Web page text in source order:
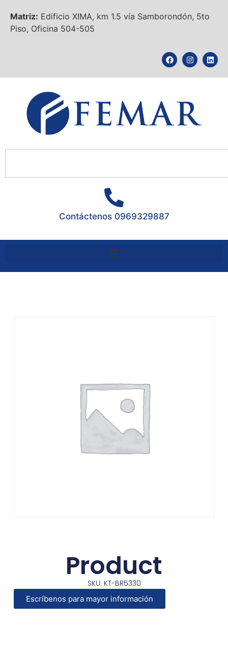
Matriz: Edificio XIMA, km 1.5 vía Samborondón, 5to
Piso, Oficina 504-505
Contáctenos 0969329887
Product
SKU: KT-BR5330
Escríbenos para mayor información